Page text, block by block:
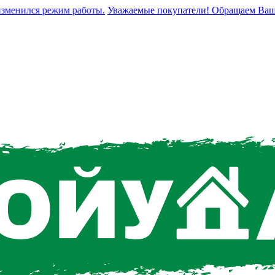
режим работы. Уважаемые покупатели! Обращаем Ваше